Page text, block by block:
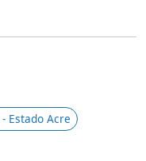
Estado Acre